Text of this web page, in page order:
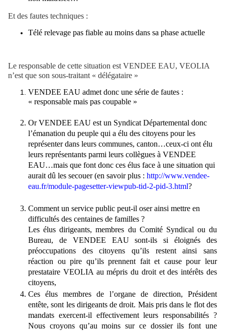
Et des fautes techniques :
Télé relevage pas fiable au moins dans sa phase actuelle
Le responsable de cette situation est VENDEE EAU, VEOLIA
n’est que son sous-traitant « délégataire »
VENDEE EAU admet donc une série de fautes :
« responsable mais pas coupable »
Or VENDEE EAU est un Syndicat Départemental donc
l’émanation du peuple qui a élu des citoyens pour les
représenter dans leurs communes, canton…ceux-ci ont élu
leurs représentants parmi leurs collègues à VENDEE
EAU…mais que font donc ces élus face à une situation qui
aurait dû les secouer (en savoir plus : http://www.vendee-
eau.fr/module-pagesetter-viewpub-tid-2-pid-3.html?
Comment un service public peut-il oser ainsi mettre en
difficultés des centaines de familles ?
Les élus dirigeants, membres du Comité Syndical ou du
Bureau, de VENDEE EAU sont-ils si éloignés des
préoccupations des citoyens qu’ils restent ainsi sans
réaction ou pire qu’ils prennent fait et cause pour leur
prestataire VEOLIA au mépris du droit et des intérêts des
citoyens,
Ces élus membres de l’organe de direction, Président
entête, sont les dirigeants de droit. Mais pris dans le flot des
mandats exercent-il effectivement leurs responsabilités ?
Nous croyons qu’au moins sur ce dossier ils font une